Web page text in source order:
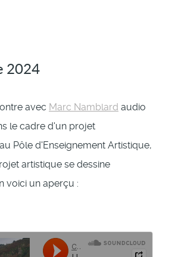
2024
avec Marc Namblard audio
le cadre d'un projet
Pôle d'Enseignement Artistique,
artistique se dessine
voici un aperçu :